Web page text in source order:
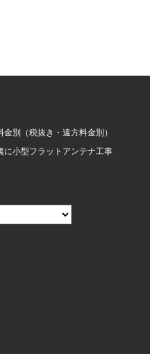
金別（税抜き・遠方料金別）
に小型フラットアンテナ工事